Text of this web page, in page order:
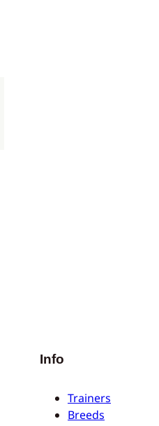
Info
Trainers
Breeds